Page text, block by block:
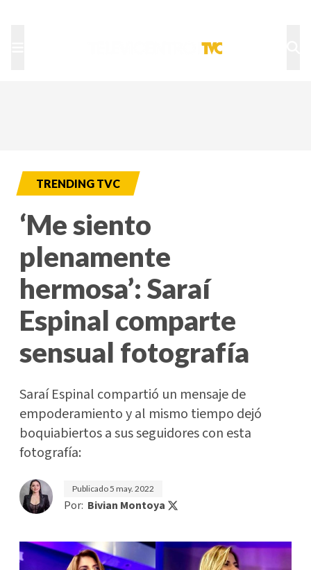
TRENDING TVC
‘Me siento
plenamente
hermosa’: Saraí
Espinal comparte
sensual fotografía
Saraí Espinal compartió un mensaje de
empoderamiento y al mismo tiempo dejó
boquiabiertos a sus seguidores con esta
fotografía:
Publicado5 may. 2022
Por: Bivian Montoya